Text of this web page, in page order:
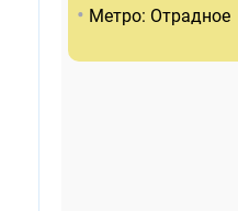
• Метро: Отрадное